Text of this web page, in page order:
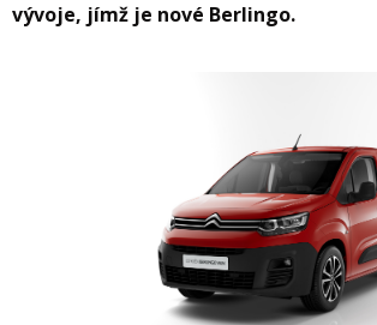
vývoje, jímž je nové Berlingo.